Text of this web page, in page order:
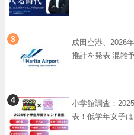
成田空港、2026
推計を発表 混雑
小学館調査：
表！低学年女子は